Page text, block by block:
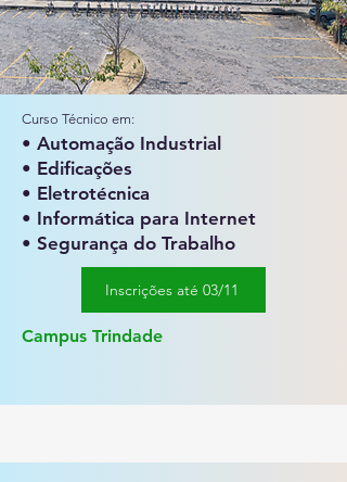
Curso Técnico em:
• Automação Industrial
• Edificações
• Eletrotécnica
• Informática para Internet
• Segurança do Trabalho
Inscrições até 03/11
Campus Trindade